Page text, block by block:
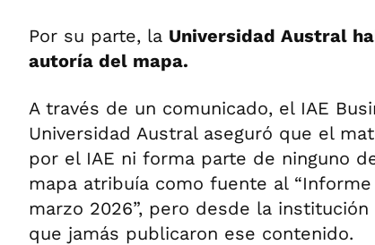
Por su parte, la Universidad Austral
autoría del mapa.
A través de un comunicado, el IAE
Universidad Austral aseguró que el
por el IAE ni forma parte de ninguno
mapa atribuía como fuente al
marzo 2026”, pero desde la institución
que jamás publicaron ese contenido.